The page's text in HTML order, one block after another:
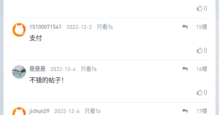
0
15100071541 2022-12-2 只看Ta 15楼
支付
0
是是是 2022-12-4 只看Ta 16楼
不错的帖子！
0
jichun29 2022-12-6 只看Ta 17楼